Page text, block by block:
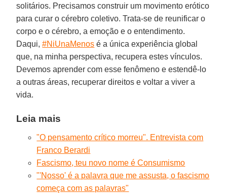
solitários. Precisamos construir um movimento erótico
para curar o cérebro coletivo. Trata-se de reunificar o
corpo e o cérebro, a emoção e o entendimento.
Daqui,#NiUnaMenos é a única experiência global
que, na minha perspectiva, recupera estes vínculos.
Devemos aprender com esse fenômeno e estendê-lo
a outras áreas, recuperar direitos e voltar a viver a
vida.
Leia mais
"O pensamento crítico morreu". Entrevista com
Franco Berardi
Fascismo, teu novo nome é Consumismo
"'Nosso' é a palavra que me assusta, o fascismo
começa com as palavras"